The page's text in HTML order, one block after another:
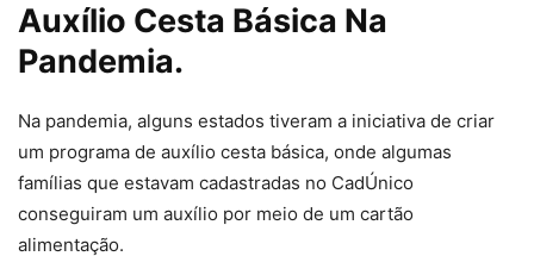
Auxílio Cesta Básica Na
Pandemia.
Na pandemia, alguns estados tiveram a iniciativa de criar
um programa de auxílio cesta básica, onde algumas
famílias que estavam cadastradas no CadÚnico
conseguiram um auxílio por meio de um cartão
alimentação.